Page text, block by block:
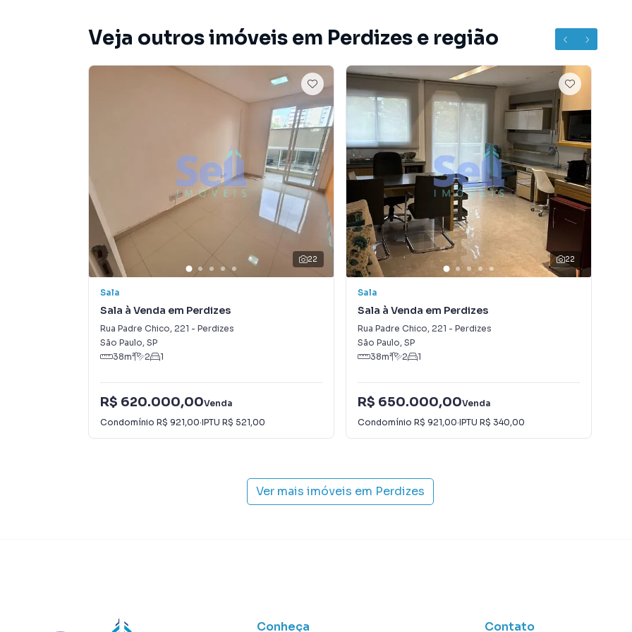
Veja outros imóveis em Perdizes e região
22
Sala
Sala à Venda em Perdizes
Rua Padre Chico, 221 - Perdizes
São Paulo, SP
38m² 2 1
R$ 620.000,00Venda
Condomínio R$ 921,00·IPTU R$ 521,00
22
Sala
Sala à Venda em Perdizes
Rua Padre Chico, 221 - Perdizes
São Paulo, SP
38m² 2 1
R$ 650.000,00Venda
Condomínio R$ 921,00·IPTU R$ 340,00
Ver mais imóveis em Perdizes
Conheça Contato